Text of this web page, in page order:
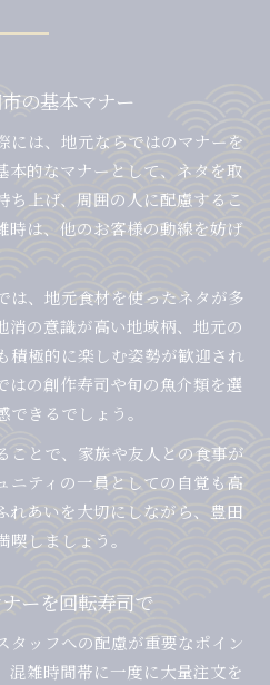
の基本マナー
には、地元ならではのマナーを
本的なマナーとして、ネタを取
ち上げ、周囲の人に配慮するこ
時は、他のお客様の動線を妨げ
は、地元食材を使ったネタが多
消の意識が高い地域柄、地元の
積極的に楽しむ姿勢が歓迎され
はの創作寿司や旬の魚介類を選
きるでしょう。
ことで、家族や友人との食事が
ニティの一員としての自覚も高
れあいを大切にしながら、豊田
しましょう。
ーを回転寿司で
タッフへの配慮が重要なポイン
混雑時間帯に一度に大量注文を